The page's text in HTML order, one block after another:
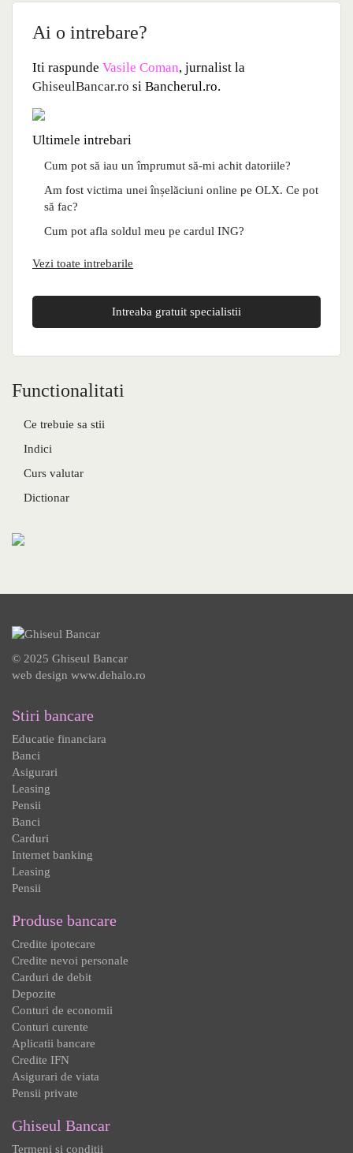
Ai o intrebare?
Iti raspunde Vasile Coman, jurnalist la
GhiseulBancar.ro si Bancherul.ro.
Ultimele intrebari
Cum pot să iau un împrumut să-mi achit datoriile?
Am fost victima unei înșelăciuni online pe OLX. Ce pot
să fac?
Cum pot afla soldul meu pe cardul ING?
Vezi toate intrebarile
Intreaba gratuit specialistii
Functionalitati
Ce trebuie sa stii
Indici
Curs valutar
Dictionar
© 2025 Ghiseul Bancar
web design www.dehalo.ro
Stiri bancare
Educatie financiara
Banci
Asigurari
Leasing
Pensii
Banci
Carduri
Internet banking
Leasing
Pensii
Produse bancare
Credite ipotecare
Credite nevoi personale
Carduri de debit
Depozite
Conturi de economii
Conturi curente
Aplicatii bancare
Credite IFN
Asigurari de viata
Pensii private
Ghiseul Bancar
Termeni si conditii